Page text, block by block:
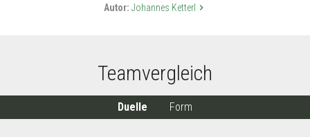
Autor: Johannes Ketterl keyboard_arrow_right
Teamvergleich
Duelle Form